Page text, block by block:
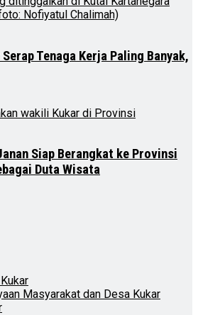
Tenaga Kerja Paling Banyak,
Siap Berangkat ke Provinsi
Duta Wisata
Masyarakat dan Desa Kukar